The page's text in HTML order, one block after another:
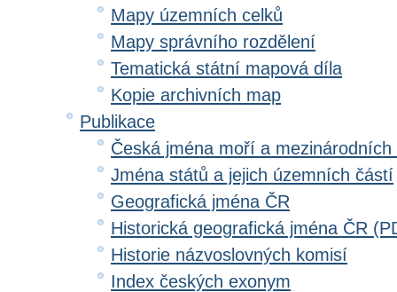
Mapy územních celků
Mapy správního rozdělení
Tematická státní mapová díla
Kopie archivních map
Publikace
Česká jména moří a
Jména států a jejich územních částí
Geografická jména ČR
Historická geografická jména ČR
Historie názvoslovných komisí
Index českých exonym